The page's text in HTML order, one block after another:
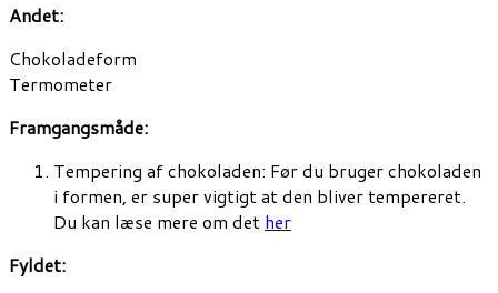
Andet:
Chokoladeform
Termometer
Framgangsmåde:
Tempering af chokoladen: Før du bruger chokoladen
i formen, er super vigtigt at den bliver tempereret.
Du kan læse mere om det her
Fyldet: